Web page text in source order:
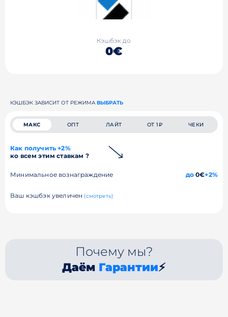
Кэшбэк до
0€
КЭШБЭК ЗАВИСИТ ОТ РЕЖИМА ВЫБРАТЬ
МАКС ОПТ ЛАЙТ ОТ 1₽ ЧЕКИ
Как получить +2%
ко всем этим ставкам ?
Минимальное вознаграждение до0€+2%
Ваш кэшбэк увеличен (смотреть)
Почему мы?
Даём Гарантии⚡